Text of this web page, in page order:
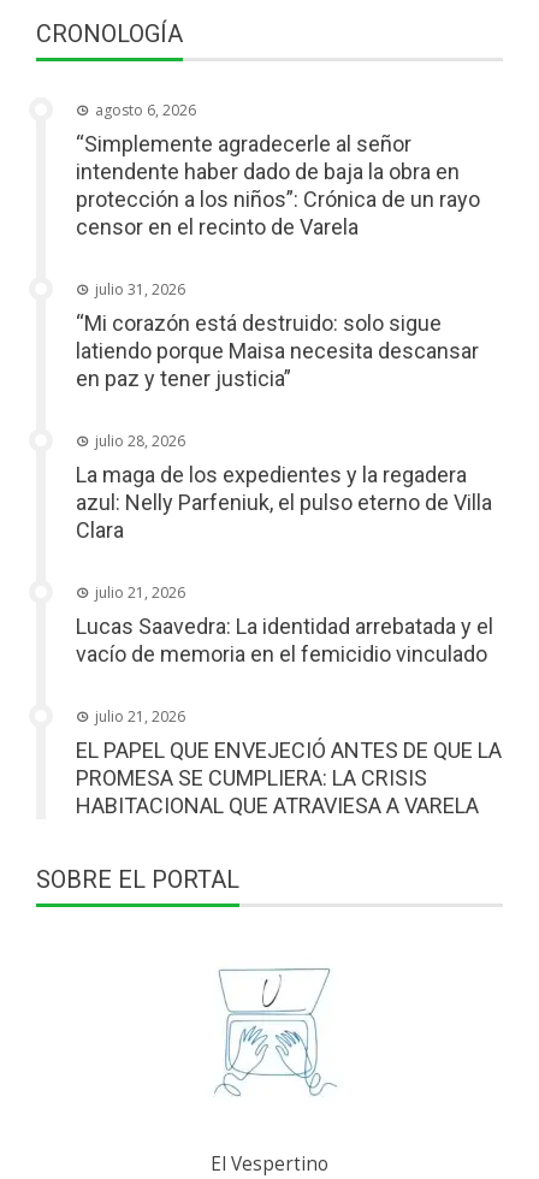
CRONOLOGÍA
agosto 6, 2026
“Simplemente agradecerle al señor
intendente haber dado de baja la obra en
protección a los niños”: Crónica de un rayo
censor en el recinto de Varela
julio 31, 2026
“Mi corazón está destruido: solo sigue
latiendo porque Maisa necesita descansar
en paz y tener justicia”
julio 28, 2026
La maga de los expedientes y la regadera
azul: Nelly Parfeniuk, el pulso eterno de Villa
Clara
julio 21, 2026
Lucas Saavedra: La identidad arrebatada y el
vacío de memoria en el femicidio vinculado
julio 21, 2026
EL PAPEL QUE ENVEJECIÓ ANTES DE QUE LA
PROMESA SE CUMPLIERA: LA CRISIS
HABITACIONAL QUE ATRAVIESA A VARELA
SOBRE EL PORTAL
El Vespertino